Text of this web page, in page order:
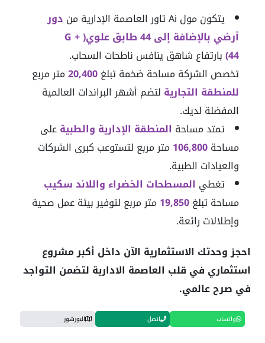
يتكون مول Ai تاور العاصمة الإدارية من
دور
أرضي بالإضافة إلى 44 طابق علوي( G +
44) بارتفاع شاهق ينافس ناطحات السحاب.
تخصص الشركة مساحة ضخمة تبلغ20,400متر مربع
للمنطقة التجارية لتضم أشهر البراندات العالمية
المفضلة لديك.
تمتد مساحة المنطقة الإدارية والطبيةعلى
مساحة106,800 متر مربع لتستوعب كبرى الشركات
والعيادات الطبية.
تغطي المسطحات الخضراء واللاند سكيب
مساحة تبلغ19,850 متر مربع لتوفير بيئة عمل صحية
وإطلالات رائعة.
احجز وحدتك الاستثمارية الآن داخل أكبر مشروع
استثماري في قلب العاصمة الادارية لتضمن التواجد
في صرح عالمي.
واتساب اتصل البورشور